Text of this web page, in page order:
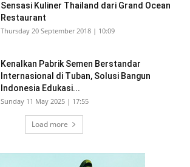
Sensasi Kuliner Thailand dari Grand Ocean
Restaurant
Thursday 20 September 2018 | 10:09
Kenalkan Pabrik Semen Berstandar
Internasional di Tuban, Solusi Bangun
Indonesia Edukasi...
Sunday 11 May 2025 | 17:55
Load more